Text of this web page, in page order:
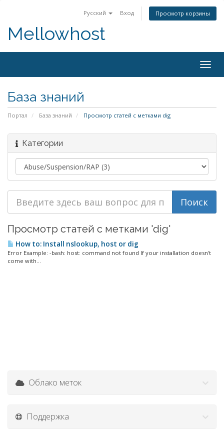
Русский Вход Просмотр корзины
Mellowhost
База знаний
Портал База знаний Просмотр статей с метками dig
Категории
Просмотр статей с метками 'dig'
How to: Install nslookup, host or dig
Error Example: -bash: host: command not found If your installation doesn't
come with...
Облако меток
Поддержка